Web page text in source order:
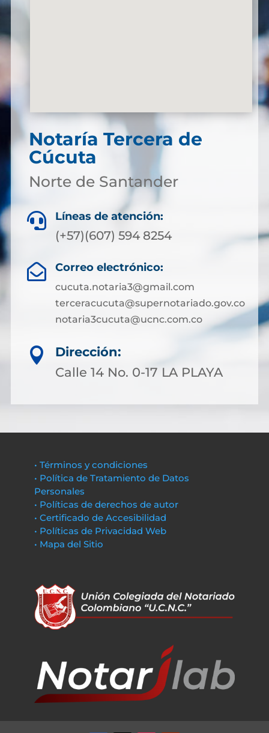
Notaría Tercera de
Cúcuta
Norte de Santander
 Líneas de atención:
(+57)(607) 594 8254
 Correo electrónico:
cucuta.notaria3@gmail.com
terceracucuta@supernotariado.gov.co
notaria3cucuta@ucnc.com.co

Dirección:
Calle 14 No. 0-17 LA PLAYA
• Términos y condiciones
• Política de Tratamiento de Datos
Personales
• Políticas de derechos de autor
• Certificado de Accesibilidad
• Políticas de Privacidad Web
• Mapa del Sitio